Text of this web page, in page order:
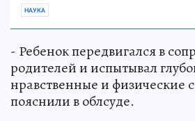
НАУКА
- Ребенок передвигался в
родителей и испытывал
нравственные и физические
пояснили в облсуде.